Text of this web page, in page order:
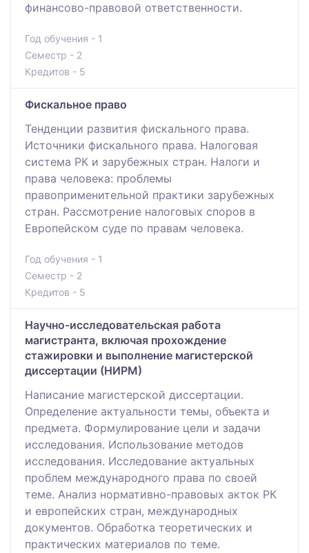
финансово-правовой ответственности.
Год обучения - 1
Семестр - 2
Кредитов - 5
Фискальное право
Тенденции развития фискального права.
Источники фискального права. Налоговая
система РК и зарубежных стран. Налоги и
права человека: проблемы
правоприменительной практики зарубежных
стран. Рассмотрение налоговых споров в
Европейском суде по правам человека.
Год обучения - 1
Семестр - 2
Кредитов - 5
Научно-исследовательская работа
магистранта, включая прохождение
стажировки и выполнение магистерской
диссертации (НИРМ)
Написание магистерской диссертации.
Определение актуальности темы, объекта и
предмета. Формулирование цели и задачи
исследования. Использование методов
исследования. Исследование актуальных
проблем международного права по своей
теме. Анализ нормативно-правовых акток РК
и европейских стран, международных
документов. Обработка теоретических и
практических материалов по теме.